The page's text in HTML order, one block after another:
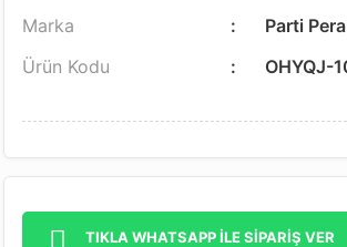
Marka
Parti Pera
Ürün Kodu
OHYQJ-
TIKLA WHATSAPP İLE SİPARİŞ VER